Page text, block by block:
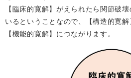
【臨床的寛解】がえられたら関節破
いるということなので、【構造的寛解
【機能的寛解】につながります。